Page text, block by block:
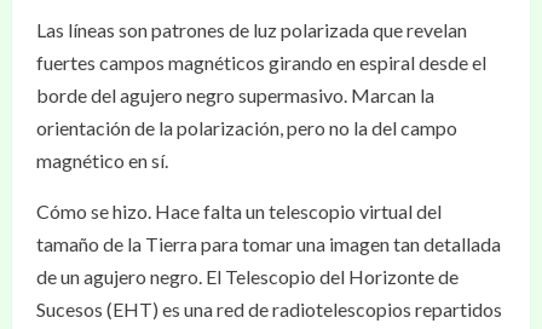
Las líneas son patrones de luz polarizada que revelan
fuertes campos magnéticos girando en espiral desde el
borde del agujero negro supermasivo. Marcan la
orientación de la polarización, pero no la del campo
magnético en sí.
Cómo se hizo. Hace falta un telescopio virtual del
tamaño de la Tierra para tomar una imagen tan detallada
de un agujero negro. El Telescopio del Horizonte de
Sucesos (EHT) es una red de radiotelescopios repartidos